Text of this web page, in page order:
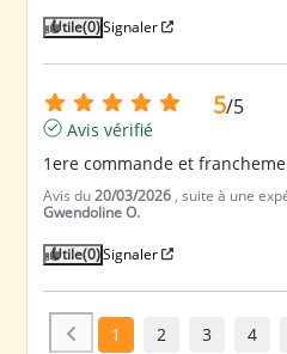
Utile(0)Signaler
5/5
Avis vérifié
1ere commande et
Avis du20/03/2026 , suite à une
Gwendoline O.
Utile(0)Signaler
1 2 3 4